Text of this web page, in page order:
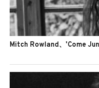
RECOMMENDED FOR YOU